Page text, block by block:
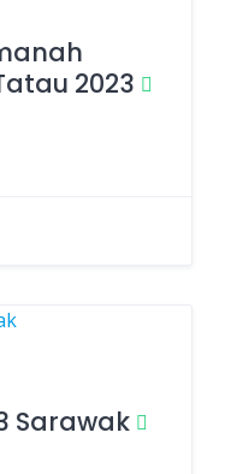
2023
Sarawak